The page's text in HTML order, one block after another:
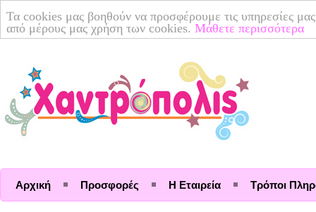
Τα cookies μας βοηθούν να προσφέρουμε τις υπηρεσίες
από μέρους μας χρήση των cookies. Μάθετε περισσότερα
Αρχική Προσφορές Η Εταιρεία Τρόποι